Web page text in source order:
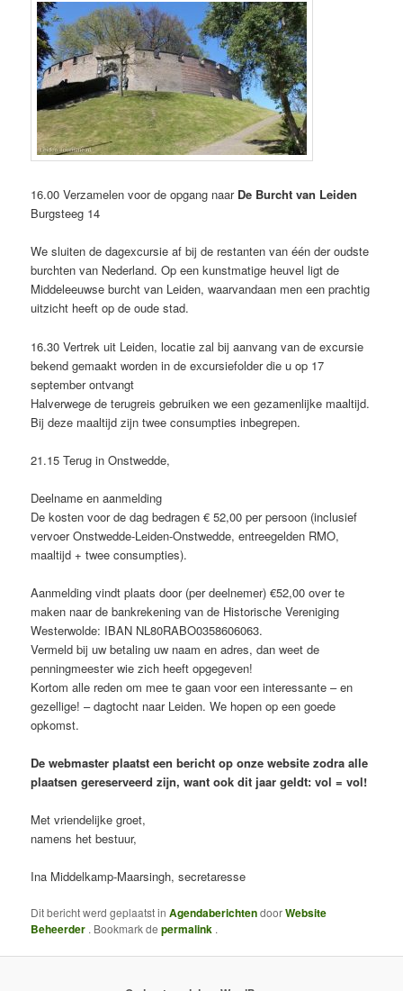
16.00 Verzamelen voor de opgang naar De Burcht van Leiden
Burgsteeg 14
We sluiten de dagexcursie af bij de restanten van één der oudste
burchten van Nederland. Op een kunstmatige heuvel ligt de
Middeleeuwse burcht van Leiden, waarvandaan men een prachtig
uitzicht heeft op de oude stad.
16.30 Vertrek uit Leiden, locatie zal bij aanvang van de excursie
bekend gemaakt worden in de excursiefolder die u op 17
september ontvangt
Halverwege de terugreis gebruiken we een gezamenlijke maaltijd.
Bij deze maaltijd zijn twee consumpties inbegrepen.
21.15 Terug in Onstwedde,
Deelname en aanmelding
De kosten voor de dag bedragen € 52,00 per persoon (inclusief
vervoer Onstwedde-Leiden-Onstwedde, entreegelden RMO,
maaltijd + twee consumpties).
Aanmelding vindt plaats door (per deelnemer) €52,00 over te
maken naar de bankrekening van de Historische Vereniging
Westerwolde: IBAN NL80RABO0358606063.
Vermeld bij uw betaling uw naam en adres, dan weet de
penningmeester wie zich heeft opgegeven!
Kortom alle reden om mee te gaan voor een interessante – en
gezellige! – dagtocht naar Leiden. We hopen op een goede
opkomst.
De webmaster plaatst een bericht op onze website zodra alle
plaatsen gereserveerd zijn, want ook dit jaar geldt: vol = vol!
Met vriendelijke groet,
namens het bestuur,
Ina Middelkamp-Maarsingh, secretaresse
Dit bericht werd geplaatst inAgendaberichtendoorWebsite
Beheerder . Bookmark depermalink .